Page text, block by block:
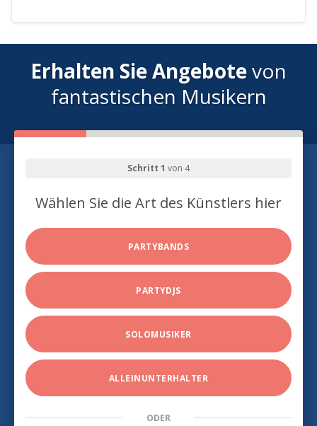
Erhalten Sie Angebotevon
fantastischen Musikern
Schritt 1 von 4
Wählen Sie die Art des Künstlers hier
PARTYBANDS
PARTYDJS
SOLOMUSIKER
ALLEINUNTERHALTER
ODER